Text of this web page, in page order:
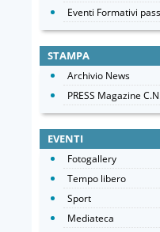
Eventi Formativi
STAMPA
Archivio News
PRESS Magazine
EVENTI
Fotogallery
Tempo libero
Sport
Mediateca